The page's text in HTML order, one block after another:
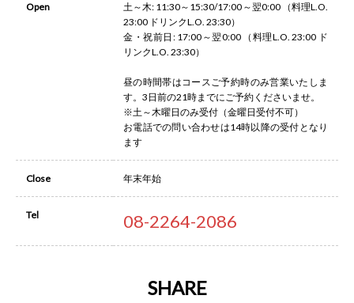
Open
土～木: 11:30～15:30/17:00～翌0:00 （料理L.O.
23:00 ドリンクL.O. 23:30）
金・祝前日: 17:00～翌0:00 （料理L.O. 23:00 ド
リンクL.O. 23:30）
昼の時間帯はコースご予約時のみ営業いたしま
す。3日前の21時までにご予約くださいませ。
※土～木曜日のみ受付（金曜日受付不可）
お電話での問い合わせは14時以降の受付となり
ます
Close 年末年始
Tel 08-2264-2086
SHARE